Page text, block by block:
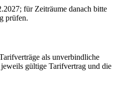
für Zeiträume danach bitte
prüfen.
als unverbindliche
gültige Tarifvertrag und die